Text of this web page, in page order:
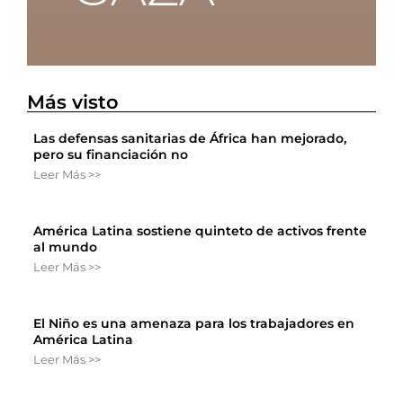
Más visto
Las defensas sanitarias de África han mejorado,
pero su financiación no
Leer Más >>
América Latina sostiene quinteto de activos frente
al mundo
Leer Más >>
El Niño es una amenaza para los trabajadores en
América Latina
Leer Más >>